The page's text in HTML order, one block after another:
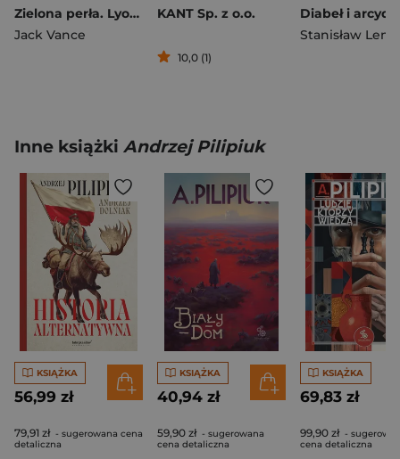
Zielona perła. Lyonesse. Tom 2
Jack Vance
KANT Sp. z o.o.
10,0 (1)
Stanisław Lem
Inne książki Andrzej Pilipiuk
KSIĄŻKA
56,99 zł
79,91 zł - sugerowana cena
detaliczna
KSIĄŻKA
40,94 zł
59,90 zł - sugerowana
cena detaliczna
KSIĄŻKA
69,83 zł
99,90 zł -
cena detaliczna